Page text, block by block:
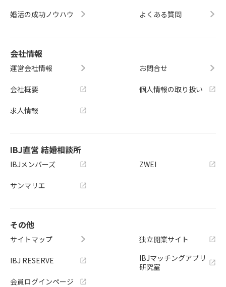
婚活の成功ノウハウ よくある質問
会社情報
運営会社情報
会社概要
求人情報
お問合せ
個人情報の取り扱い
IBJ直営 結婚相談所
IBJメンバーズ
サンマリエ
ZWEI
その他
サイトマップ
IBJ RESERVE
会員ログインページ
独立開業サイト
IBJマッチングアプリ
研究室